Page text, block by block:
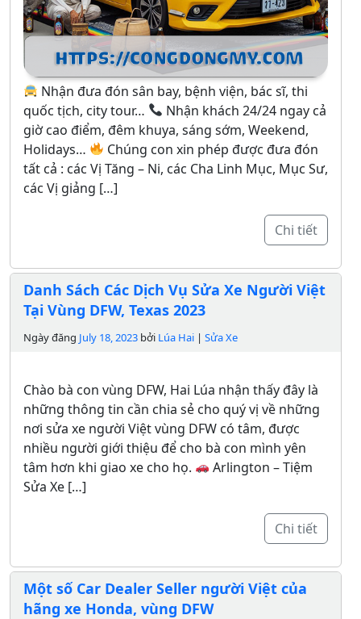
Nhận đưa đón sân bay, bệnh viện, bác sĩ, thi
quốc tịch, city tour…
Nhận khách 24/24 ngay cả
giờ cao điểm, đêm khuya, sáng sớm, Weekend,
Holidays…
Chúng con xin phép được đưa đón
tất cả : các Vị Tăng – Ni, các Cha Linh Mục, Mục Sư,
các Vị giảng […]
Chi tiết
Danh Sách Các Dịch Vụ Sửa Xe Người Việt
Tại Vùng DFW, Texas 2023
Ngày đăng July 18, 2023 bởi Lúa Hai | Sửa Xe
Chào bà con vùng DFW, Hai Lúa nhận thấy đây là
những thông tin cần chia sẻ cho quý vị về những
nơi sửa xe người Việt vùng DFW có tâm, được
nhiều người giới thiệu để cho bà con mình yên
tâm hơn khi giao xe cho họ.
Arlington – Tiệm
Sửa Xe […]
Chi tiết
Một số Car Dealer Seller người Việt của
hãng xe Honda, vùng DFW